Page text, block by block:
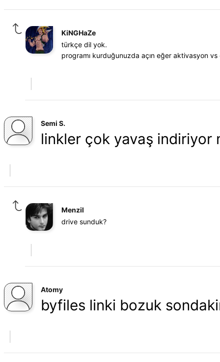
KiNGHaZe
türkçe dil yok.
programı kurduğunuzda açın eğer aktivasyon vs
Semi S.
linkler çok yavaş indiriyor
Menzil
drive sunduk?
Atomy
byfiles linki bozuk